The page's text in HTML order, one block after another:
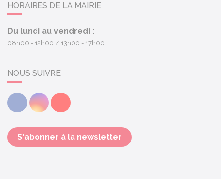
HORAIRES DE LA MAIRIE
Du lundi au vendredi :
08h00 - 12h00 13h00 - 17h00
NOUS SUIVRE
FacebookInstagramYoutube
S'abonner à la newsletter